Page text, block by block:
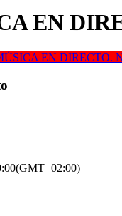
EN
EN DIRECTO.
(GMT+02:00)